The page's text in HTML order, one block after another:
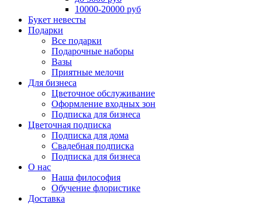
10000-20000 руб
Букет невесты
Подарки
Все подарки
Подарочные наборы
Вазы
Приятные мелочи
Для бизнеса
Цветочное обслуживание
Оформление входных зон
Подписка для бизнеса
Цветочная подписка
Подписка для дома
Свадебная подписка
Подписка для бизнеса
О нас
Наша философия
Обучение флористике
Доставка